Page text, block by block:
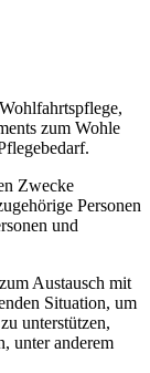
zum Wohle
Zwecke
Personen
und
Austausch mit
Situation, um
unterstützen,
unter anderem